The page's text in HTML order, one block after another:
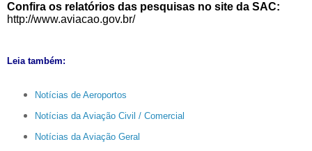
Confira os relatórios das pesquisas no site da SAC:
http://www.aviacao.gov.br/
Leia também:
Notícias de Aeroportos
Notícias da Aviação Civil / Comercial
Notícias da Aviação Geral